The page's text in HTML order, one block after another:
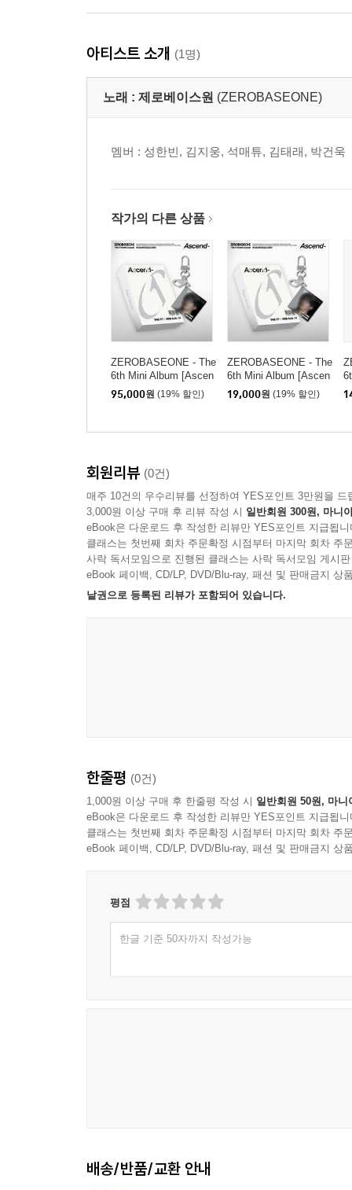
아티스트 소개 (1명)
노래 : 제로베이스원 (ZEROBASEONE)
멤버 : 성한빈, 김지웅, 석매튜, 김태래, 박건욱
작가의 다른 상품
ZEROBASEONE - The
6th Mini Album [Ascen
d-] LENTICULAR KEY
RING Ver. [5종 SET]
95,000원 (19% 할인)
ZEROBASEONE - The
6th Mini Album [Ascen
d-] LENTICULAR KEY
RING Ver. [5종 중 1종
19,000원 (19% 할인)
회원리뷰 (0건)
매주 10건의 우수리뷰를 선정하여 YES포인트 3만원을 드
3,000원 이상 구매 후 리뷰 작성 시 일반회원 300원, 마니
eBook은 다운로드 후 작성한 리뷰만 YES포인트 지급됩니
클래스는 첫번째 회차 주문확정 시점부터 마지막 회차 주
사락 독서모임으로 진행된 클래스는 사락 독서모임 게시
eBook 페이백, CD/LP, DVD/Blu-ray, 패션 및 판매금지 상
낱권으로 등록된 리뷰가 포함되어 있습니다.
한줄평 (0건)
1,000원 이상 구매 후 한줄평 작성 시 일반회원 50원, 마니
eBook은 다운로드 후 작성한 리뷰만 YES포인트 지급됩니
클래스는 첫번째 회차 주문확정 시점부터 마지막 회차 주
eBook 페이백, CD/LP, DVD/Blu-ray, 패션 및 판매금지 상
평점
한글 기준 50자까지 작성가능
배송/반품/교환 안내